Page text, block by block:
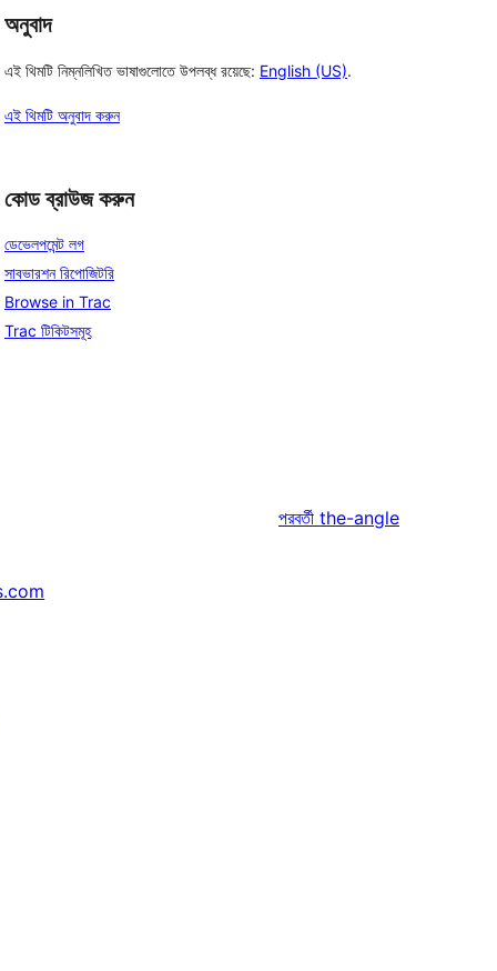
অনুবাদ
এই থিমটি নিম্নলিখিত ভাষাগুলোতে উপলব্ধ রয়েছে: English (US).
এই থিমটি অনুবাদ করুন
কোড ব্রাউজ করুন
ডেভেলপমেন্ট লগ
সাবভারশন রিপোজিটরি
Browse in Trac
Trac টিকিটসমূহ
পরবর্তী the-angle